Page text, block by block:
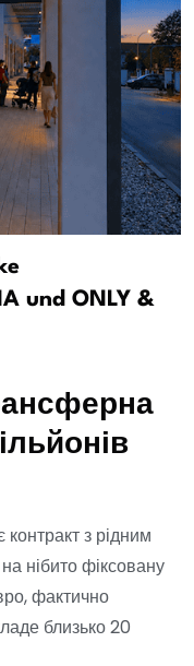
und ONLY &
з рідним
нібито фіксовану
фактично
близько 20